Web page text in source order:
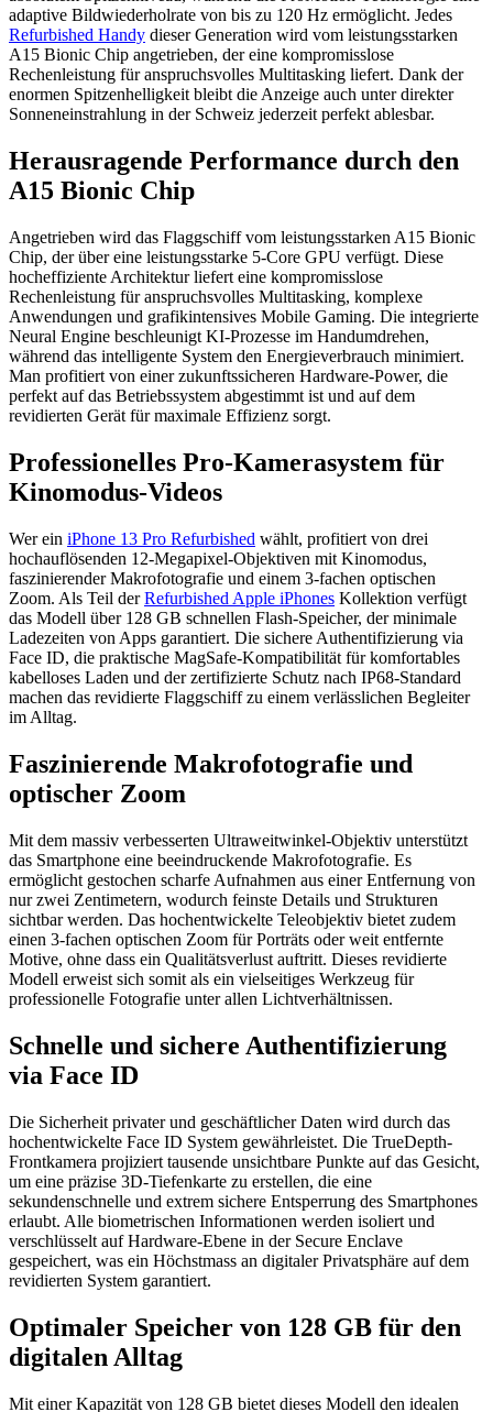
adaptive Bildwiederholrate von bis zu 120 Hz ermöglicht. Jedes
Refurbished Handy dieser Generation wird vom leistungsstarken
A15 Bionic Chip angetrieben, der eine kompromisslose
Rechenleistung für anspruchsvolles Multitasking liefert. Dank der
enormen Spitzenhelligkeit bleibt die Anzeige auch unter direkter
Sonneneinstrahlung in der Schweiz jederzeit perfekt ablesbar.
Herausragende Performance durch den
A15 Bionic Chip
Angetrieben wird das Flaggschiff vom leistungsstarken A15 Bionic
Chip, der über eine leistungsstarke 5-Core GPU verfügt. Diese
hocheffiziente Architektur liefert eine kompromisslose
Rechenleistung für anspruchsvolles Multitasking, komplexe
Anwendungen und grafikintensives Mobile Gaming. Die integrierte
Neural Engine beschleunigt KI-Prozesse im Handumdrehen,
während das intelligente System den Energieverbrauch minimiert.
Man profitiert von einer zukunftssicheren Hardware-Power, die
perfekt auf das Betriebssystem abgestimmt ist und auf dem
revidierten Gerät für maximale Effizienz sorgt.
Professionelles Pro-Kamerasystem für
Kinomodus-Videos
Wer ein iPhone 13 Pro Refurbished wählt, profitiert von drei
hochauflösenden 12-Megapixel-Objektiven mit Kinomodus,
faszinierender Makrofotografie und einem 3-fachen optischen
Zoom. Als Teil derRefurbished Apple iPhones Kollektion verfügt
das Modell über 128 GB schnellen Flash-Speicher, der minimale
Ladezeiten von Apps garantiert. Die sichere Authentifizierung via
Face ID, die praktische MagSafe-Kompatibilität für komfortables
kabelloses Laden und der zertifizierte Schutz nach IP68-Standard
machen das revidierte Flaggschiff zu einem verlässlichen Begleiter
im Alltag.
Faszinierende Makrofotografie und
optischer Zoom
Mit dem massiv verbesserten Ultraweitwinkel-Objektiv unterstützt
das Smartphone eine beeindruckende Makrofotografie. Es
ermöglicht gestochen scharfe Aufnahmen aus einer Entfernung von
nur zwei Zentimetern, wodurch feinste Details und Strukturen
sichtbar werden. Das hochentwickelte Teleobjektiv bietet zudem
einen 3-fachen optischen Zoom für Porträts oder weit entfernte
Motive, ohne dass ein Qualitätsverlust auftritt. Dieses revidierte
Modell erweist sich somit als ein vielseitiges Werkzeug für
professionelle Fotografie unter allen Lichtverhältnissen.
Schnelle und sichere Authentifizierung
via Face ID
Die Sicherheit privater und geschäftlicher Daten wird durch das
hochentwickelte Face ID System gewährleistet. Die TrueDepth-
Frontkamera projiziert tausende unsichtbare Punkte auf das Gesicht,
um eine präzise 3D-Tiefenkarte zu erstellen, die eine
sekundenschnelle und extrem sichere Entsperrung des Smartphones
erlaubt. Alle biometrischen Informationen werden isoliert und
verschlüsselt auf Hardware-Ebene in der Secure Enclave
gespeichert, was ein Höchstmass an digitaler Privatsphäre auf dem
revidierten System garantiert.
Optimaler Speicher von 128 GB für den
digitalen Alltag
Mit einer Kapazität von 128 GB bietet dieses Modell den idealen